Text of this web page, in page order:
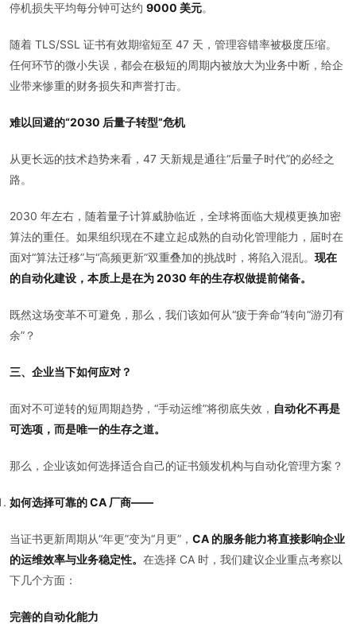
停机损失平均每分钟可达约 9000 美元。
随着 TLS/SSL 证书有效期缩短至 47 天，管理容错率被极度压缩。
任何环节的微小失误，都会在极短的周期内被放大为业务中断，给企
业带来惨重的财务损失和声誉打击。
难以回避的“2030 后量子转型”危机
从更长远的技术趋势来看，47 天新规是通往“后量子时代”的必经之
路。
2030 年左右，随着量子计算威胁临近，全球将面临大规模更换加密
算法的重任。如果组织现在不建立起成熟的自动化管理能力，届时在
面对“算法迁移”与“高频更新”双重叠加的挑战时，将陷入混乱。 现在
的自动化建设，本质上是在为 2030 年的生存权做提前储备。
既然这场变革不可避免，那么，我们该如何从“疲于奔命”转向“游刃有
余”？
三、企业当下如何应对？
面对不可逆转的短周期趋势，“手动运维”将彻底失效， 自动化不再是
可选项，而是唯一的生存之道。
那么，企业该如何选择适合自己的证书颁发机构与自动化管理方案？
如何选择可靠的 CA 厂商——
当证书更新周期从“年更”变为“月更”， CA 的服务能力将直接影响企业
的运维效率与业务稳定性。 在选择 CA 时，我们建议企业重点考察以
下几个方面：
完善的自动化能力